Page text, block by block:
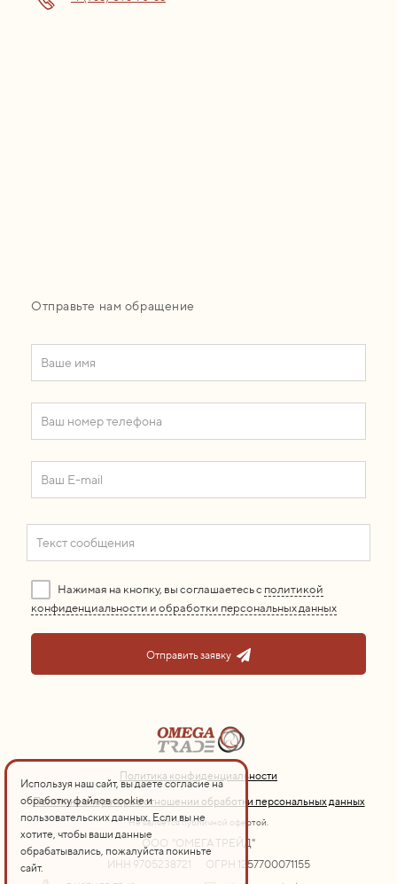
Отправьте нам обращение
Нажимая на кнопку, вы соглашаетесь с политикой
конфиденциальности и обработки персональных данных
Отправить заявку
Политика конфиденциальности
Политика оператора в отношении обработки персональных данных
Не является публичной офертой.
ООО "ОМЕГА ТРЕЙД"
ИНН 9705238721
ОГРН 1257700071155
Используя наш сайт, вы даете согласие на
обработку файлов cookie и
пользовательских данных. Если вы не
хотите, чтобы ваши данные
обрабатывались, пожалуйста покиньте
сайт.